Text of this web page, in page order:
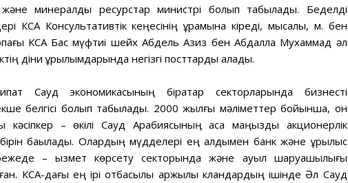
минералдық ресурстар министрі болып табылады. Беделді
КСА Консультативтік кеңесінің құрамына кіреді, мысалы, м. бен
КСА Бас мүфтиі шейх Абдель Азиз бен Абдалла Мухаммад әл
діни құрылымдарында негізгі посттарды алады.
Сауд экономикасының бірқатар секторларында бизнесті
белгісі болып табылады. 2000 жылғы мәліметтер бойынша, он
кәсіпкер – өкілі Сауд Арабиясының аса маңызды акционерлік
бақылады. Олардың мүдделері ең алдымен банк және құрылыс
– қызмет көрсету секторында және ауыл шаруашылығы
КСА-дағы ең ірі отбасылық қаржылық кландардың ішінде Әл Сауд